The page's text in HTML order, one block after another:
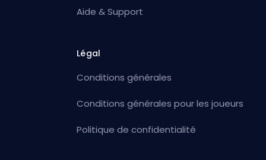
Aide & Support
Légal
Conditions générales
Conditions générales pour les joueurs
Politique de confidentialité